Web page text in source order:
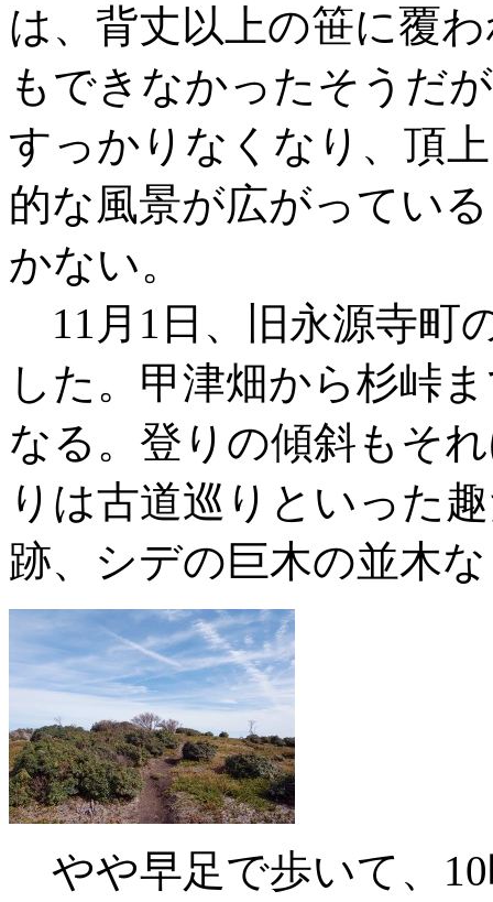
は、背丈以上の笹に覆
もできなかったそうだ
すっかりなくなり、頂
的な風景が広がってい
かない。
11月1日、旧永源寺町
した。甲津畑から杉峠
なる。登りの傾斜もそ
りは古道巡りといった
跡、シデの巨木の並木
やや早足で歩いて、